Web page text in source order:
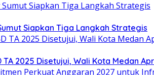
Siapkan Tiga Langkah Strategis
2025 Disetujui, Wali Kota Medan